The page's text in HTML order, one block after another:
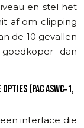
en stel het
af om clipping
de 10 gevallen
dan
(PAC ASWC‑1,
interface die